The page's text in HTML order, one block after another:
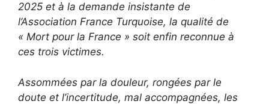
2025 et à la demande insistante de
l’Association France Turquoise, la qualité de
« Mort pour la France » soit enfin reconnue à
ces trois victimes.
Assommées par la douleur, rongées par le
doute et l’incertitude, mal accompagnées, les